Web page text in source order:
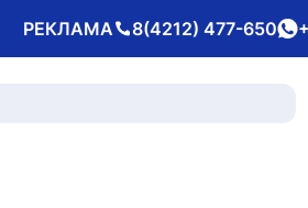
РЕКЛАМА
Телефон 8(4212) 477-650